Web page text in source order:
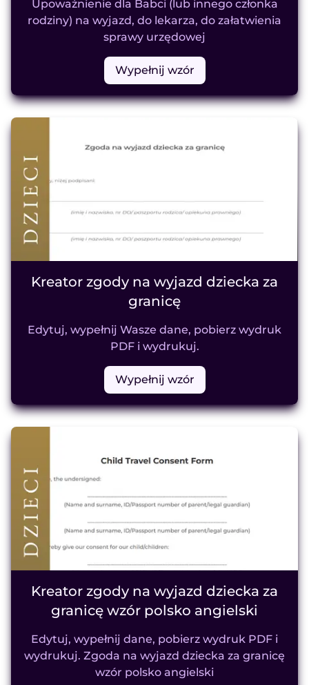
Upoważnienie dla Babci (lub innego członka
rodziny) na wyjazd, do lekarza, do załatwienia
sprawy urzędowej
Wypełnij wzór
Kreator zgody na wyjazd dziecka za
granicę
Edytuj, wypełnij Wasze dane, pobierz wydruk
PDF i wydrukuj.
Wypełnij wzór
Kreator zgody na wyjazd dziecka za
granicę wzór polsko angielski
Edytuj, wypełnij dane, pobierz wydruk PDF i
wydrukuj. Zgoda na wyjazd dziecka za granicę
wzór polsko angielski